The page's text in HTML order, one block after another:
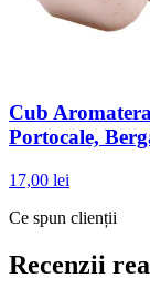
Cub
Portocale,
17,00 lei
Ce spun clienții
Recenzii